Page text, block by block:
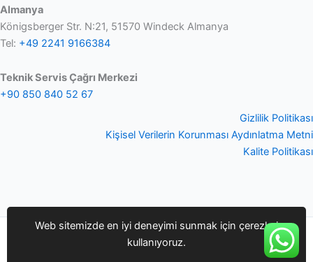
Almanya
Königsberger Str. N:21, 51570 Windeck Almanya
Tel: +49 2241 9166384
Teknik Servis Çağrı Merkezi
+90 850 840 52 67
Gizlilik Politikası
Kişisel Verilerin Korunması Aydınlatma Metni
Kalite Politikası
Copyright © 2026 Q-smart | Bifra Mühendislik Danışmanlık
Web sitemizde en iyi deneyimi sunmak için çerezleri
kullanıyoruz.